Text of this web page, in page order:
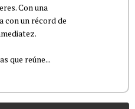
Con una
con un récord de
que reúne...